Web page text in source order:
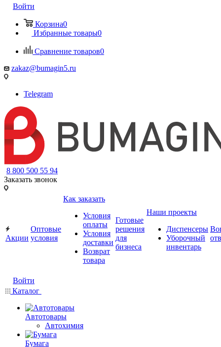
Войти
Корзина0
Избранные товары0
Сравнение товаров0
zakaz@bumagin5.ru
Telegram
8 800 500 55 94
Заказать звонок
Акции
Оптовые
условия
Как заказать
Условия
оплаты
Условия
доставки
Возврат
товара
Готовые
решения
для
бизнеса
Наши проекты
Диспенсеры
Уборочный
инвентарь
Войти
Каталог
Автотовары
Автохимия
Бумага